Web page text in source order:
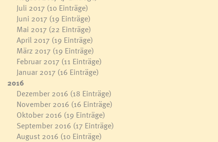
Juli 2017 (10 Einträge)
Juni 2017 (19 Einträge)
Mai 2017 (22 Einträge)
April 2017 (19 Einträge)
März 2017 (19 Einträge)
Februar 2017 (11 Einträge)
Januar 2017 (16 Einträge)
2016
Dezember 2016 (18 Einträge)
November 2016 (16 Einträge)
Oktober 2016 (19 Einträge)
September 2016 (17 Einträge)
August 2016 (10 Einträge)